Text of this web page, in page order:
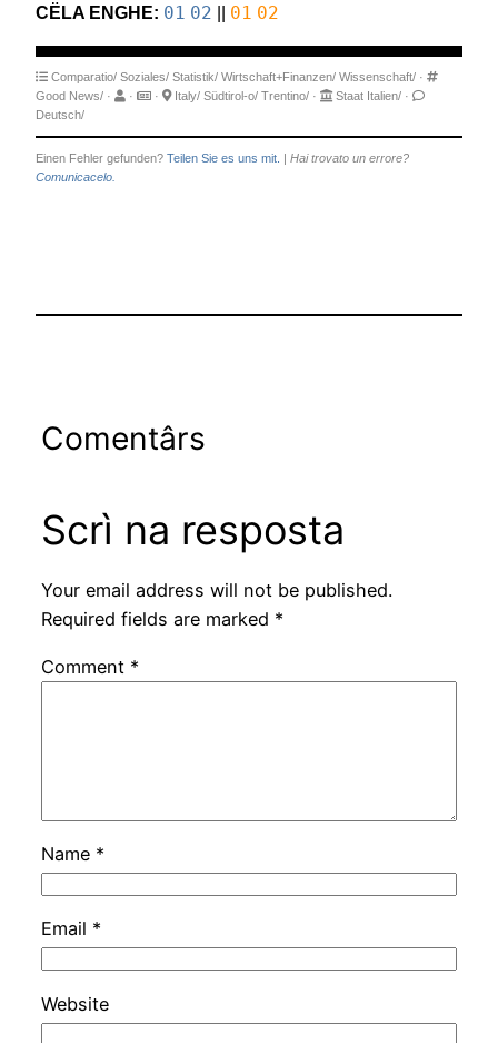
CËLA ENGHE: 01 02 || 01 02
Comparatio/ Soziales/ Statistik/ Wirtschaft+Finanzen/ Wissenschaft/ ·
Good News/ · · · Italy/ Südtirol-o/ Trentino/ · Staat Italien/ ·
Deutsch/
Einen Fehler gefunden? Teilen Sie es uns mit. | Hai trovato un errore?
Comunicacelo.
Comentârs
Scrì na resposta
Your email address will not be published.
Required fields are marked *
Comment *
Name *
Email *
Website